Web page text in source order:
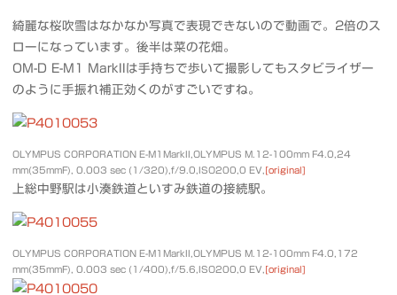
綺麗な桜吹雪はなかなか写真で表現できないので動画で。2倍のス
ローになっています。後半は菜の花畑。
OM-D E-M1 MarkIIは手持ちで歩いて撮影してもスタビライザー
のように手振れ補正効くのがすごいですね。
OLYMPUS CORPORATION E-M1MarkII,OLYMPUS M.12-100mm F4.0,24
mm(35mmF), 0.003 sec (1/320),f/9.0,ISO200,0 EV, [original]
上総中野駅は小湊鉄道といすみ鉄道の接続駅。
OLYMPUS CORPORATION E-M1MarkII,OLYMPUS M.12-100mm F4.0,172
mm(35mmF), 0.003 sec (1/400),f/5.6,ISO200,0 EV, [original]